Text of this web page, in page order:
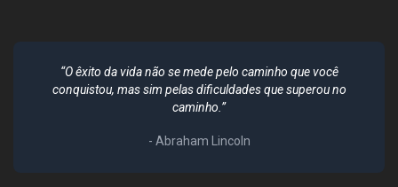
“O êxito da vida não se mede pelo caminho que você
conquistou, mas sim pelas dificuldades que superou no
caminho.”
- Abraham Lincoln